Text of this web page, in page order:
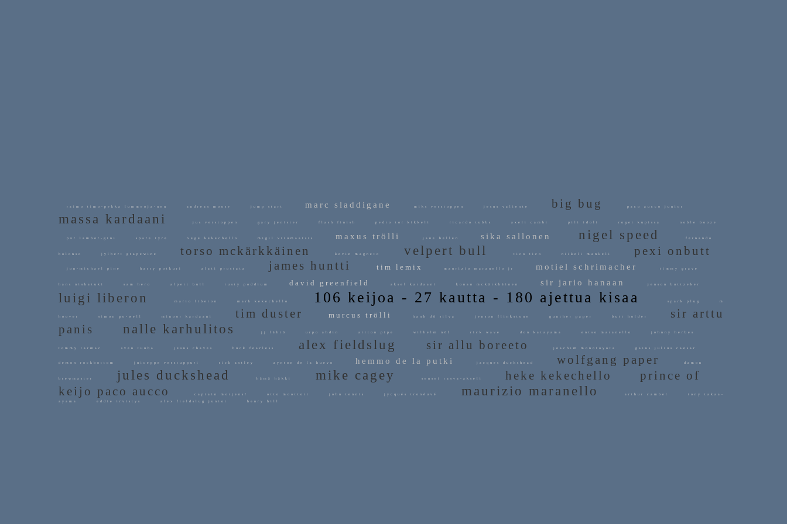
raimo timo-pekka lummeoja-nen andreas moose jump start marc sladdigane miks verstoppen jesus valiente big bug paco aucco junior
massa kardaani jus verstoppen gary jenister flash finish pedro tor kikkeli ricardo tubbs axeli cambi pili idoli roger kupissa noble booze
pär lambor-gini spare tyre vege kekechello migil virumaatsis maxus trölli jane hellen sika sallonen nigel speed fernando
bolonso jylbert grapewine torso mckärkkäinen kevin magneto velpert bull tico tico niikeli mankeli pexi onbutt
jon-michael pine harry potkuri alati prostata james huntti tim lemix maurizio maranello jr motiel schrimacher timmy grave
hans niskatuki sam hero alpert bull rusty poddium david greenfield aksel kardaani konan mckärkkäinen sir jario hanaan jenson buttzeker
luigi liberon mario liberon mark kekechello 106 keijoa - 27 kautta - 180 ajettua kisaa spark plug m
hoover simon go-well minoor kardaani tim duster murcus trölli hank dö silva jenson flinkstone gunther paper butt holder
sir arttu
panis
nalle karhulitos jj lähtö urpo ahdin ariton pipe wilhelm nöf rick wave don katayama entso maranello johnny herbes
tommy tarmac sven tuuba jesus chaves buck fearless alex fieldslug sir allu boreeto joachim monotoyota gaius julius caesar
demon rockbottom juiceppe verstuppuri rick astley aynton de la huevo hemmo de la putki jacques duckshead wolfgang paper damon
brewmaster jules duckshead hämä häkki mike cagey sensei rasva-akseli heke kekechello
prince of
keijo paco aucco
captain morjens! otto moottori john tennis jycqués tronéuvé maurizio maranello arthur camber
tony takaa-
ayama
eddie irvistys alex fieldslug junior henry hill